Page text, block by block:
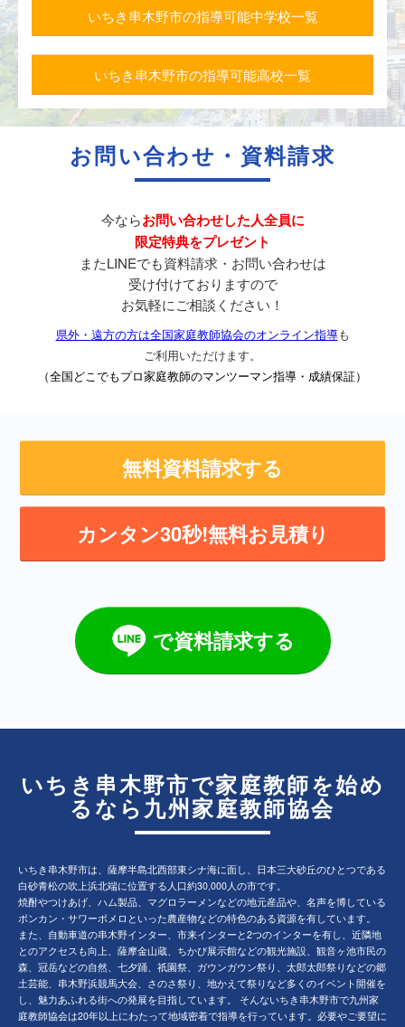
いちき串木野市の指導可能中学校一覧
いちき串木野市の指導可能高校一覧
お問い合わせ・資料請求
今ならお問い合わせした人全員に
限定特典をプレゼント
またLINEでも資料請求・お問い合わせは
受け付けておりますので
お気軽にご相談ください！
県外・遠方の方は全国家庭教師協会のオンライン指導も
ご利用いただけます。
（全国どこでもプロ家庭教師のマンツーマン指導・成績保証）
無料資料請求する
カンタン30秒!無料お見積り
で資料請求する
いちき串木野市で家庭教師を始め
るなら九州家庭教師協会
いちき串木野市は、薩摩半島北西部東シナ海に面し、日本三大砂丘のひとつである
白砂青松の吹上浜北端に位置する人口約30,000人の市です。
焼酎やつけあげ、ハム製品、マグロラーメンなどの地元産品や、名声を博している
ポンカン・サワーポメロといった農産物などの特色のある資源を有しています。
また、自動車道の串木野インター、市来インターと2つのインターを有し、近隣地
とのアクセスも向上、薩摩金山蔵、ちかび展示館などの観光施設、観音ヶ池市民の
森、冠岳などの自然、七夕踊、祇園祭、ガウンガウン祭り、太郎太郎祭りなどの郷
土芸能、串木野浜競馬大会、さのさ祭り、地かえて祭りなど多くのイベント開催を
し、魅力あふれる街への発展を目指しています。 そんないちき串木野市で九州家
庭教師協会は20年以上にわたって地域密着で指導を行っています。必要やご要望に